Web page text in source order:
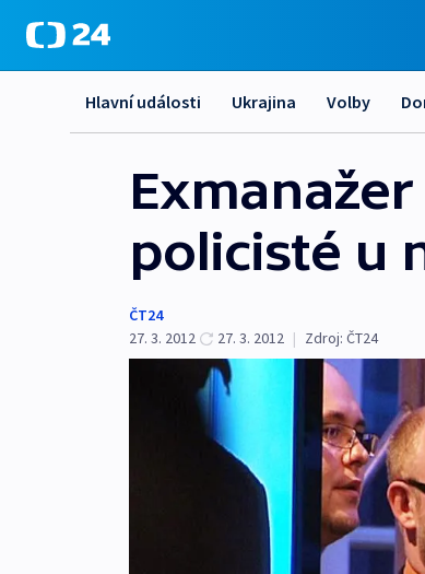
Hlavní události Ukrajina Volby
policisté u
ČT24
27. 3. 2012
27. 3. 2012 | Zdroj: ČT24